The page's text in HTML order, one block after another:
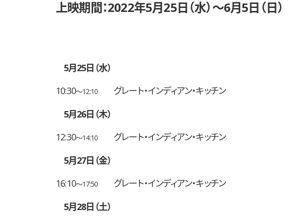
上映期間：2022年5月25日（水）〜6月5日（日）
5月25日（水）
10:30〜12:10 グレート・インディアン・キッチン
5月26日（木）
12:30〜14:10 グレート・インディアン・キッチン
5月27日（金）
16:10〜17:50 グレート・インディアン・キッチン
5月28日（土）